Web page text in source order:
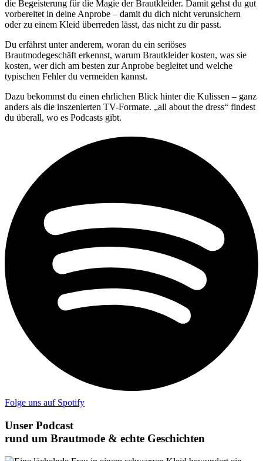
die Begeisterung für die Magie der Brautkleider. Damit gehst du gut
vorbereitet in deine Anprobe – damit du dich nicht verunsichern
oder zu einem Kleid überreden lässt, das nicht zu dir passt.
Du erfährst unter anderem, woran du ein seriöses
Brautmodegeschäft erkennst, warum Brautkleider kosten, was sie
kosten, wer dich am besten zur Anprobe begleitet und welche
typischen Fehler du vermeiden kannst.
Dazu bekommst du einen ehrlichen Blick hinter die Kulissen – ganz
anders als die inszenierten TV-Formate. „all about the dress“ findest
du überall, wo es Podcasts gibt.
Folge uns auf Spotify
Unser Podcast
rund um Brautmode & echte Geschichten